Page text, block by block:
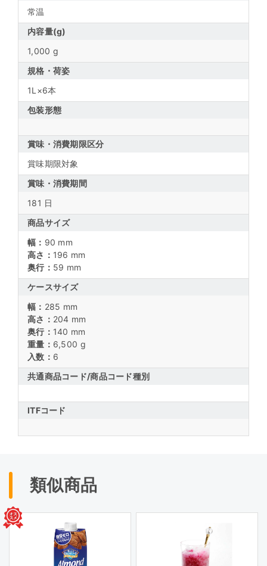
常温
内容量(g)
1,000 g
規格・荷姿
1L×6本
包装形態
賞味・消費期限区分
賞味期限対象
賞味・消費期間
181 日
商品サイズ
幅： 90 mm
高さ： 196 mm
奥行： 59 mm
ケースサイズ
幅： 285 mm
高さ： 204 mm
奥行： 140 mm
重量： 6,500 g
入数： 6
共通商品コード/商品コード種別
ITFコード
類似商品